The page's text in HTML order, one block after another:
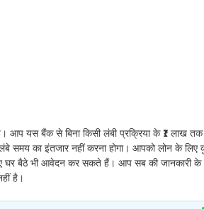
आप यस बैंक से बिना किसी लंबी प्रक्रिया के ₹1 लाख
समय का इंतजार नहीं करना होगा। आपको लोन के
घर बैठे भी आवेदन कर सकते हैं। आप सब की जानकारी
है।